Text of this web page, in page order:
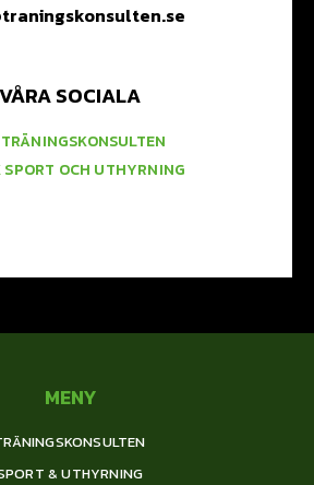
VÅRA SOCIALA
TRÄNINGSKONSULTEN
SPORT OCH UTHYRNING
MENY
& UTHYRNING